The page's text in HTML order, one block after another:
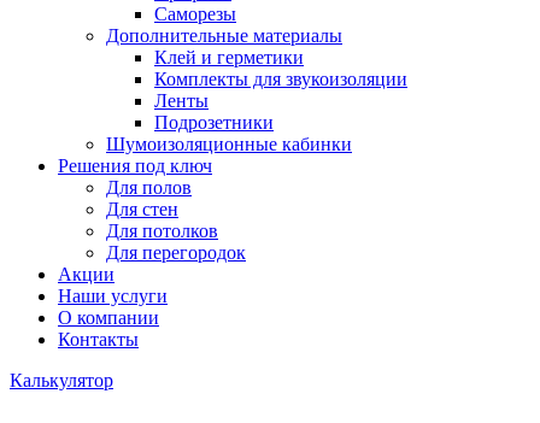
Саморезы
Дополнительные материалы
Клей и герметики
Комплекты для звукоизоляции
Ленты
Подрозетники
Шумоизоляционные кабинки
Решения под ключ
Для полов
Для стен
Для потолков
Для перегородок
Акции
Наши услуги
О компании
Контакты
Калькулятор